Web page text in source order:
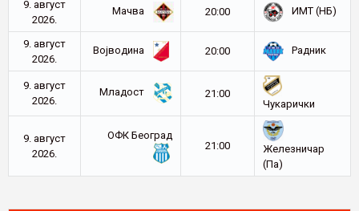
9. август
2026.
Мачва 20:00 ИМТ (НБ)
9. август
2026.
Војводина 20:00 Радник
9. август
2026.
Младост
21:00
Чукарички
9. август
2026.
ОФК Београд
21:00
Железничар
(Па)